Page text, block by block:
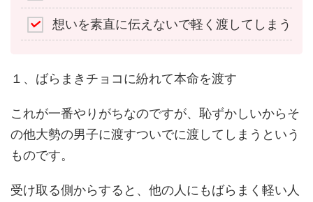
想いを素直に伝えないで軽く渡してしまう
１、ばらまきチョコに紛れて本命を渡す
これが一番やりがちなのですが、恥ずかしいからそ
の他大勢の男子に渡すついでに渡してしまうという
ものです。
受け取る側からすると、他の人にもばらまく軽い人